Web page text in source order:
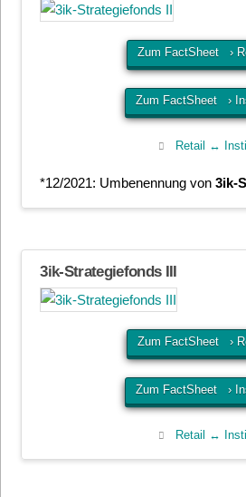
Zum FactSheet ›
Zum FactSheet ›
Retail ↔ Insti
*12/2021: Umbenennung von3ik-
3ik-Strategiefonds III
Zum FactSheet ›
Zum FactSheet ›
Retail ↔ Insti